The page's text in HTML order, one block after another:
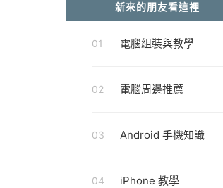
新來的朋友看這裡
01 電腦組裝與教學
02 電腦周邊推薦
03 Android 手機知識
04 iPhone 教學